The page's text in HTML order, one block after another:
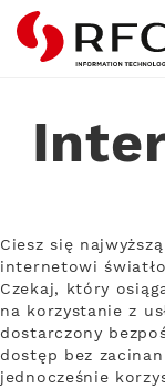
RFC
Ciesz się
internetowi
Czekaj, który
na korzystanie z
dostarczony
dostęp bez
jednocześnie